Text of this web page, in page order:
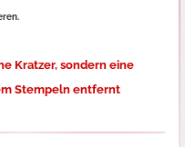
Kratzer, sondern eine
Stempeln entfernt